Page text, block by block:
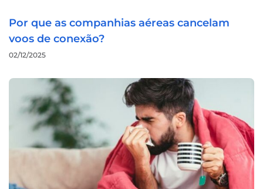
Por que as companhias aéreas cancelam
voos de conexão?
02/12/2025